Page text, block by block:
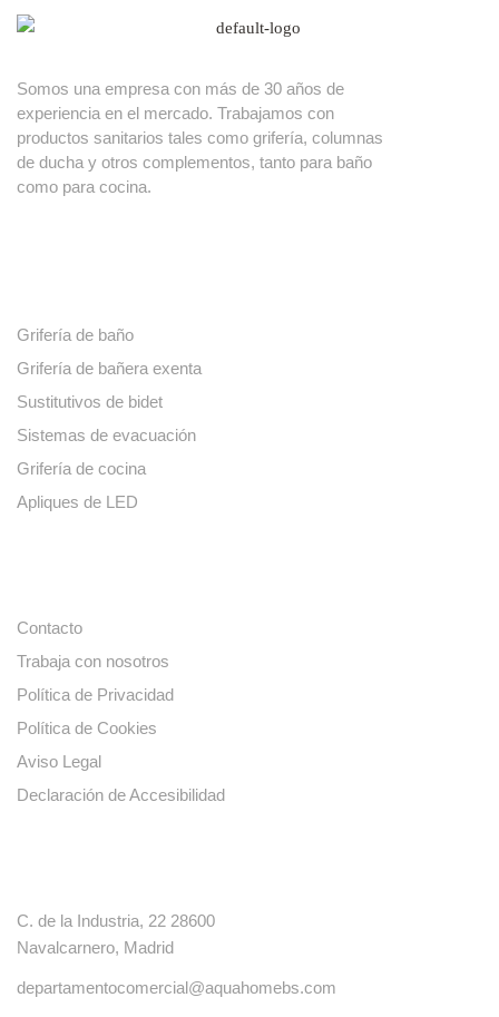
Somos una empresa con más de 30 años de
experiencia en el mercado. Trabajamos con
productos sanitarios tales como grifería, columnas
de ducha y otros complementos, tanto para baño
como para cocina.
Grifería de baño
Grifería de bañera exenta
Sustitutivos de bidet
Sistemas de evacuación
Grifería de cocina
Apliques de LED
Contacto
Trabaja con nosotros
Política de Privacidad
Política de Cookies
Aviso Legal
Declaración de Accesibilidad
C. de la Industria, 22 28600
Navalcarnero, Madrid
departamentocomercial@aquahomebs.com